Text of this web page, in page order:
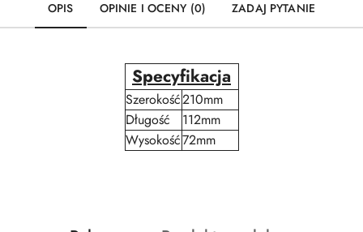
OPIS OPINIE I OCENY (0) ZADAJ PYTANIE
Specyfikacja
Szerokość210mm
Długość
112mm
Wysokość72mm